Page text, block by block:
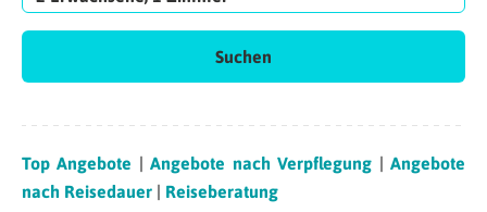
Suchen
Top Angebote |Angebote nach Verpflegung |Angebote
nach Reisedauer
Reiseberatung